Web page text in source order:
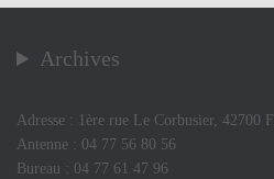
Archives
Adresse : 1ère rue Le Corbusier, 42700
Antenne : 04 77 56 80 56
Bureau : 04 77 61 47 96